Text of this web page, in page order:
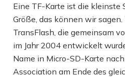
Eine TF-Karte ist die kleinste
Größe, das können wir
TransFlash, die gemeinsam
im Jahr 2004 entwickelt
Name in Micro-SD-Karte
Association am Ende des